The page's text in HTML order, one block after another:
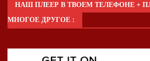
НАШ ПЛЕЕР В ТВОЕМ ТЕЛЕФОНЕ +
МНОГОЕ ДРУГОЕ :